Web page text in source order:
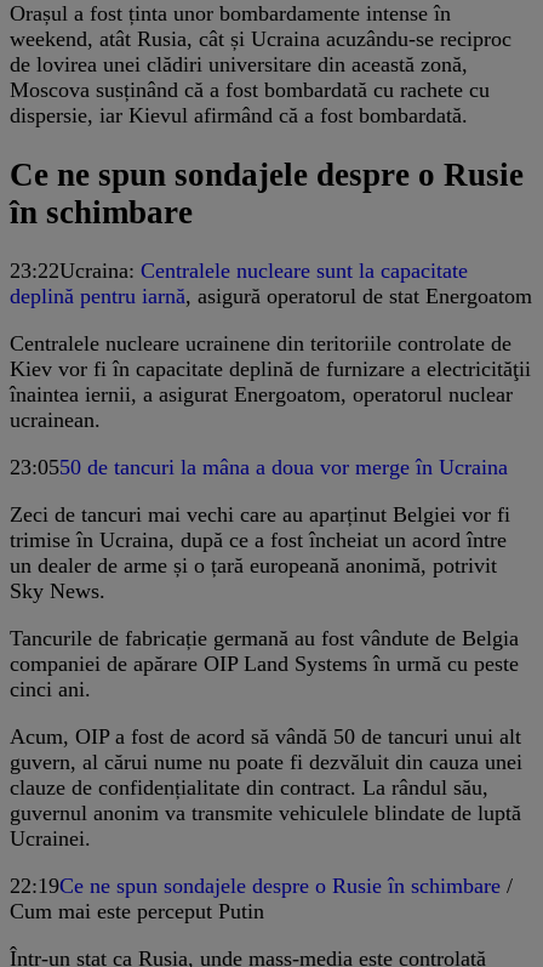
Orașul a fost ținta unor bombardamente intense în
weekend, atât Rusia, cât și Ucraina acuzându-se reciproc
de lovirea unei clădiri universitare din această zonă,
Moscova susținând că a fost bombardată cu rachete cu
dispersie, iar Kievul afirmând că a fost bombardată.
Ce ne spun sondajele despre o Rusie
în schimbare
23:22Ucraina: Centralele nucleare sunt la capacitate
deplină pentru iarnă, asigură operatorul de stat Energoatom
Centralele nucleare ucrainene din teritoriile controlate de
Kiev vor fi în capacitate deplină de furnizare a electricităţii
înaintea iernii, a asigurat Energoatom, operatorul nuclear
ucrainean.
23:0550 de tancuri la mâna a doua vor merge în Ucraina
Zeci de tancuri mai vechi care au aparținut Belgiei vor fi
trimise în Ucraina, după ce a fost încheiat un acord între
un dealer de arme și o țară europeană anonimă, potrivit
Sky News.
Tancurile de fabricație germană au fost vândute de Belgia
companiei de apărare OIP Land Systems în urmă cu peste
cinci ani.
Acum, OIP a fost de acord să vândă 50 de tancuri unui alt
guvern, al cărui nume nu poate fi dezvăluit din cauza unei
clauze de confidențialitate din contract. La rândul său,
guvernul anonim va transmite vehiculele blindate de luptă
Ucrainei.
22:19Ce ne spun sondajele despre o Rusie în schimbare /
Cum mai este perceput Putin
Într-un stat ca Rusia, unde mass-media este controlată